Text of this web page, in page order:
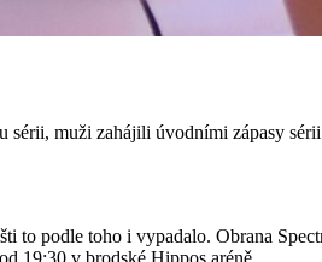
muži zahájili úvodními zápasy
podle toho i vypadalo. Obrana
19:30 v brodské Hippos aréně.